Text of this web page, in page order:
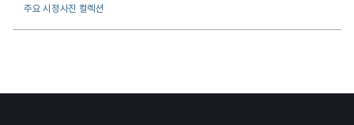
주요 시정사진 컬렉션